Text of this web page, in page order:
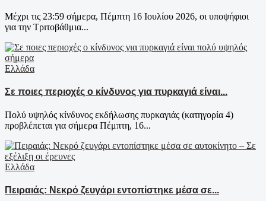
Μέχρι τις 23:59 σήμερα, Πέμπτη 16 Ιουλίου 2026, οι υποψήφιοι
για την Τριτοβάθμια...
Ελλάδα
Σε ποιες περιοχές ο κίνδυνος για πυρκαγιά είναι...
Πολύ υψηλός κίνδυνος εκδήλωσης πυρκαγιάς (κατηγορία 4)
προβλέπεται για σήμερα Πέμπτη, 16...
Ελλάδα
Πειραιάς: Νεκρό ζευγάρι εντοπίστηκε μέσα σε...